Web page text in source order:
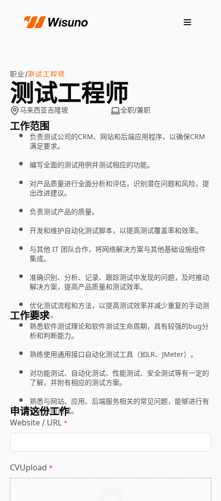
职业/测试工程师
测试工程师
马来西亚吉隆坡 全职/兼职
工作范围
负责测试公司的CRM、网站和后端应用程序，以确保CRM
满足要求。
编写全面的测试用例并测试相应的功能。
对产品质量进行全面分析和评估，识别潜在问题和风险，提
出改进建议。
负责测试产品的质量。
开发和维护自动化测试脚本，以提高测试覆盖率和效率。
与其他 IT 团队合作，将网络解决方案与其他基础设施组件
集成。
准确识别、分析、记录、跟踪测试中发现的问题，及时推动
解决方案，提高产品质量和测试效率。
优化测试流程和方法，以提高测试效率并减少重复的手动测
试任务。
工作要求
熟悉软件测试理论和软件测试生命周期，具有较强的bug分
析和判断能力。
熟练使用通用接口自动化测试工具（如LR、JMeter）。
对功能测试、自动化测试、性能测试、安全测试等有一定的
了解，并附有相应的测试方案。
熟悉与网站、应用、后端服务相关的常见问题，能够进行有
针对性的测试。
申请这份工作
Website / URL*
CVUpload *